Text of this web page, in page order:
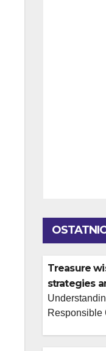
Treasure
strategies
at waliya
Responsible